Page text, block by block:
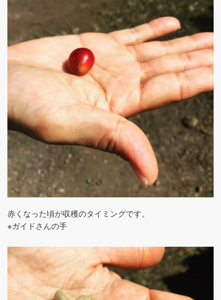
赤くなった頃が収穫のタイミングです。
※ガイドさんの手